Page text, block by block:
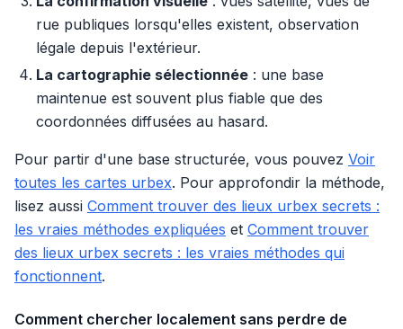
rue publiques lorsqu'elles existent, observation
légale depuis l'extérieur.
La cartographie sélectionnée : une base
maintenue est souvent plus fiable que des
coordonnées diffusées au hasard.
Pour partir d'une base structurée, vous pouvez Voir
toutes les cartes urbex. Pour approfondir la méthode,
lisez aussi Comment trouver des lieux urbex secrets :
les vraies méthodes expliquées et Comment trouver
des lieux urbex secrets : les vraies méthodes qui
fonctionnent.
Comment chercher localement sans perdre de